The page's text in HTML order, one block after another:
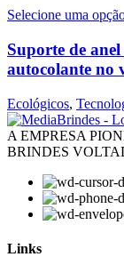
Selecione uma
Suporte de
autocolante no
Ecológicos,
A EMPRESA
BRINDES
Links